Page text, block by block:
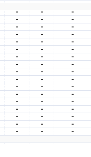
- -
-
- -
-
- -
-
- -
-
- -
-
- -
-
- -
-
- -
-
- -
-
- -
-
- -
-
- -
-
- -
-
- -
-
- -
-
- -
-
- -
-